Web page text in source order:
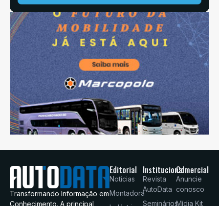
Transformando Informação em
Conhecimento. A principal
Editorial
Notícias
Montadora
Institucional
Revista
AutoData
Seminários
Comercial
Anuncie
conosco
Mídia Kit